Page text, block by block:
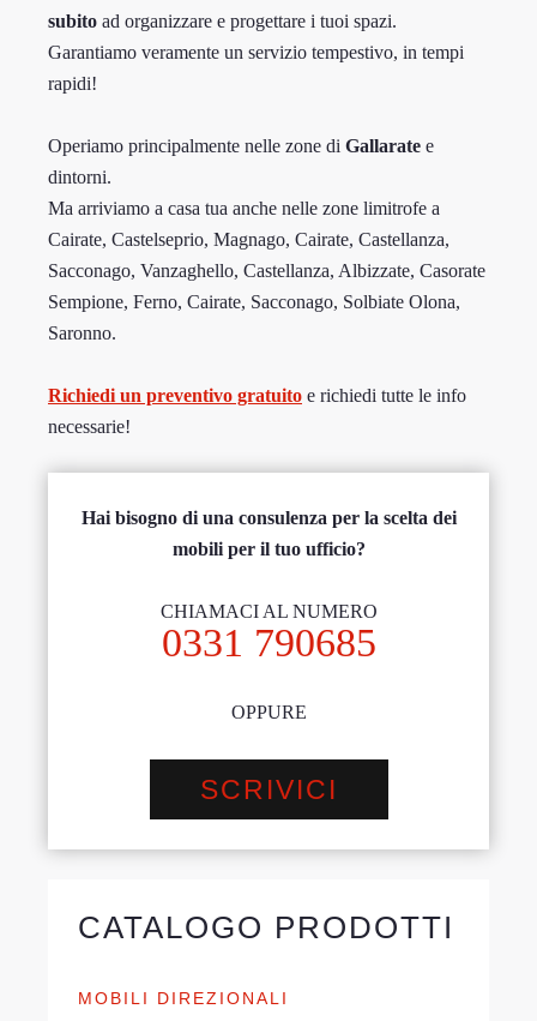
subito ad organizzare e progettare i tuoi spazi.
Garantiamo veramente un servizio tempestivo, in tempi
rapidi!
Operiamo principalmente nelle zone di Gallarate e
dintorni.
Ma arriviamo a casa tua anche nelle zone limitrofe a
Cairate, Castelseprio, Magnago, Cairate, Castellanza,
Sacconago, Vanzaghello, Castellanza, Albizzate, Casorate
Sempione, Ferno, Cairate, Sacconago, Solbiate Olona,
Saronno.
Richiedi un preventivo gratuito e richiedi tutte le info
necessarie!
Hai bisogno di una consulenza per la scelta dei
mobili per il tuo ufficio?
CHIAMACI AL NUMERO
0331 790685
OPPURE
SCRIVICI
CATALOGO PRODOTTI
MOBILI DIREZIONALI